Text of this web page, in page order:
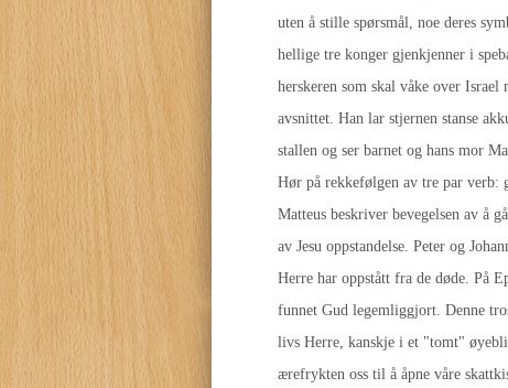
uten å stille spørsmål, noe deres
hellige tre konger gjenkjenner i
herskeren som skal våke over
avsnittet. Han lar stjernen stanse
stallen og ser barnet og hans mor
Hør på rekkefølgen av tre par verb:
Matteus beskriver bevegelsen av å
av Jesu oppstandelse. Peter og
Herre har oppstått fra de døde. På
funnet Gud legemliggjort. Denne
livs Herre, kanskje i et "tomt"
ærefrykten oss til å åpne våre